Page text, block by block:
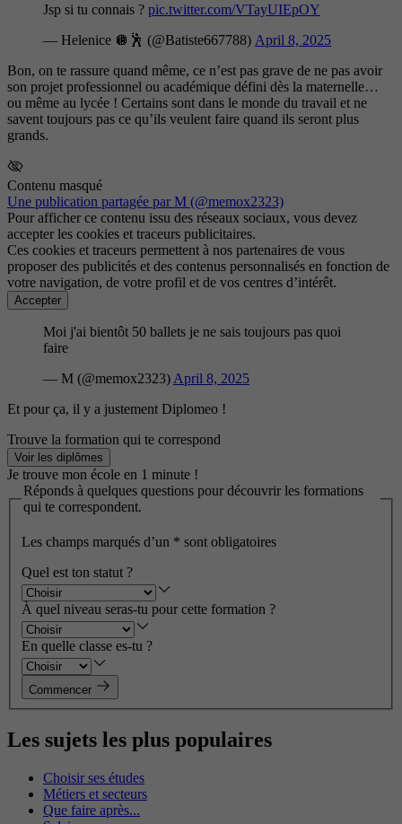
Jsp si tu connais ? pic.twitter.com/VTayUIEpOY
— Helenice 🪩🕺 (@Batiste667788) April 8, 2025
Bon, on te rassure quand même, ce n’est pas grave de ne pas avoir
son projet professionnel ou académique défini dès la maternelle…
ou même au lycée ! Certains sont dans le monde du travail et ne
savent toujours pas ce qu’ils veulent faire quand ils seront plus
grands.
Contenu masqué
Une publication partagée par M (@memox2323)
Pour afficher ce contenu issu des réseaux sociaux, vous devez
accepter les cookies et traceurs publicitaires.
Ces cookies et traceurs permettent à nos partenaires de vous
proposer des publicités et des contenus personnalisés en fonction de
votre navigation, de votre profil et de vos centres d’intérêt.
Accepter
Moi j'ai bientôt 50 ballets je ne sais toujours pas quoi
faire
— M (@memox2323) April 8, 2025
Et pour ça, il y a justement Diplomeo !
Trouve la formation qui te correspond
Voir les diplômes
Je trouve mon école en 1 minute !
Réponds à quelques questions pour découvrir les formations
qui te correspondent.
Les champs marqués d’un * sont obligatoires
Quel est ton statut ?
À quel niveau seras-tu pour cette formation ?
En quelle classe es-tu ?
Commencer
Les sujets les plus populaires
Choisir ses études
Métiers et secteurs
Que faire après...